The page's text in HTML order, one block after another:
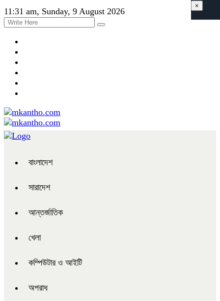
11:31 am, Sunday, 9 August 2026
বাংলাদেশ
সারাদেশ
আন্তর্জাতিক
খেলা
কম্পিউটার ও আইটি
অপরাধ
×